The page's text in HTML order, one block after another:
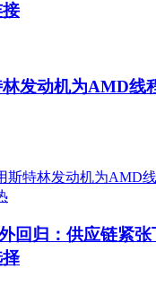
发动机为AMD线
回归：供应链紧张